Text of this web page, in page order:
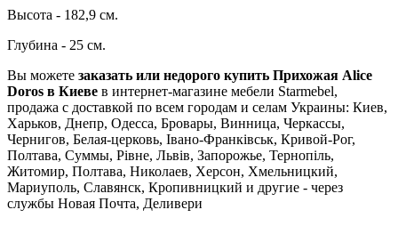
Высота - 182,9 см.
Глубина - 25 см.
Вы можете заказать или недорого купить Прихожая Alice
Doros в Киеве в интернет-магазине мебели Starmebel,
продажа с доставкой по всем городам и селам Украины: Киев,
Харьков, Днепр, Одесса, Бровары, Винница, Черкассы,
Чернигов, Белая-церковь, Івано-Франківськ, Кривой-Рог,
Полтава, Суммы, Рівне, Львів, Запорожье, Тернопіль,
Житомир, Полтава, Николаев, Херсон, Хмельницкий,
Мариуполь, Славянск, Кропивницкий и другие - через
службы Новая Почта, Деливери